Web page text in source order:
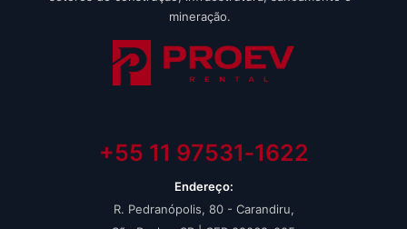
mineração.
+55 11 97531‑1622‬
Endereço:
R. Pedranópolis, 80 - Carandiru,